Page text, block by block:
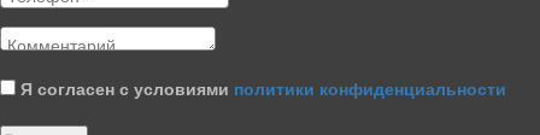
Я согласен с условиями политики конфиденциальности